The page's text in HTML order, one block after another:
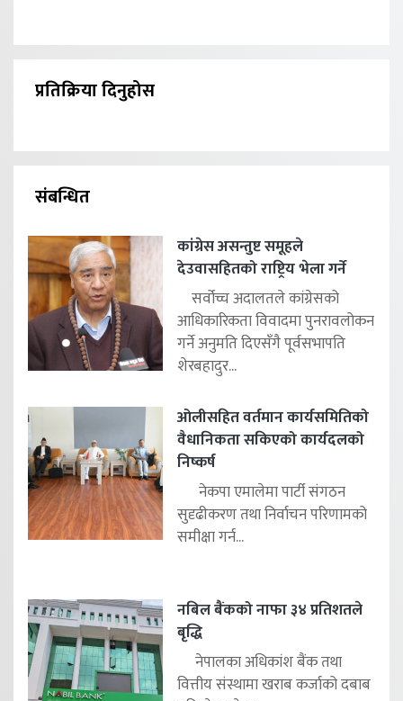
प्रतिक्रिया दिनुहोस
संबन्धित
कांग्रेस असन्तुष्ट समूहले
देउवासहितको राष्ट्रिय भेला गर्ने
सर्वोच्च अदालतले कांग्रेसको
आधिकारिकता विवादमा पुनरावलोकन
गर्ने अनुमति दिएसँगै पूर्वसभापति
शेरबहादुर...
ओलीसहित वर्तमान कार्यसमितिको
वैधानिकता सकिएको कार्यदलको
निष्कर्ष
नेकपा एमालेमा पार्टी संगठन
सुदृढीकरण तथा निर्वाचन परिणामको
समीक्षा गर्न...
नबिल बैंकको नाफा ३४ प्रतिशतले
बृद्धि
नेपालका अधिकांश बैंक तथा
वित्तीय संस्थामा खराब कर्जाको दबाब